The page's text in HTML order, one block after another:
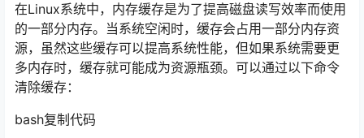
在Linux系统中，内存缓存是为了提高磁盘读写效率而使用
的一部分内存。当系统空闲时，缓存会占用一部分内存资
源，虽然这些缓存可以提高系统性能，但如果系统需要更
多内存时，缓存就可能成为资源瓶颈。可以通过以下命令
清除缓存：
bash复制代码